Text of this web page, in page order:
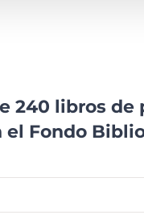
240 libros de
Fondo